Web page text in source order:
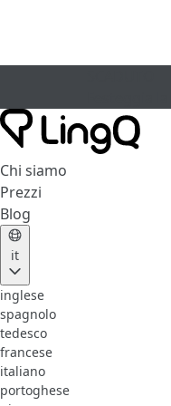
Chi siamo
Prezzi
Blog
it
inglese
spagnolo
tedesco
francese
italiano
portoghese